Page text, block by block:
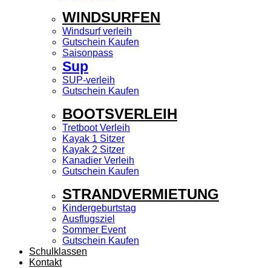
WINDSURFEN
Windsurf verleih
Gutschein Kaufen
Saisonpass
Sup
SUP-verleih
Gutschein Kaufen
BOOTSVERLEIH
Tretboot Verleih
Kayak 1 Sitzer
Kayak 2 Sitzer
Kanadier Verleih
Gutschein Kaufen
STRANDVERMIETUNG
Kindergeburtstag
Ausflugsziel
Sommer Event
Gutschein Kaufen
Schulklassen
Kontakt